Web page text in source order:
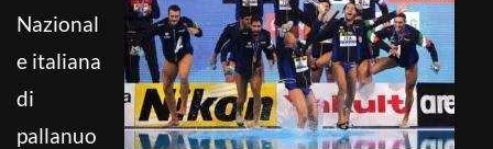
Nazional
e italiana
di
pallanuo